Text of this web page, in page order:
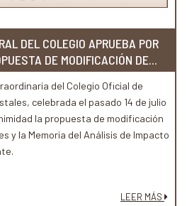
DEL COLEGIO APRUEBA POR
DE MODIFICACIÓN DE...
del Colegio Oficial de
celebrada el pasado 14 de julio
la propuesta de modificación
y la Memoria del Análisis de Impacto
LEER MÁS